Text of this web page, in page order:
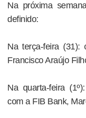
Na próxima
definido:
Na terça-feira (31):
Francisco Araújo
Na quarta-feira
com a FIB Bank,